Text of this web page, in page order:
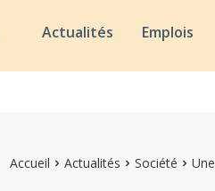
Actualités Emplois
Accueil Actualités Société